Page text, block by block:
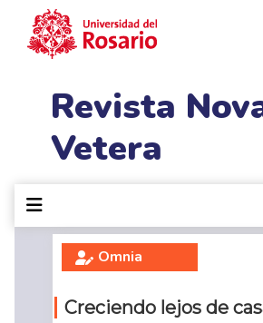
Revista
Vetera
Omnia
Creciendo lejos de